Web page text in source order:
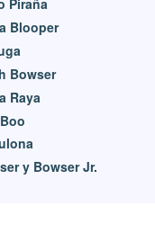
Piraña
Blooper
Bowser
Raya
y Bowser Jr.